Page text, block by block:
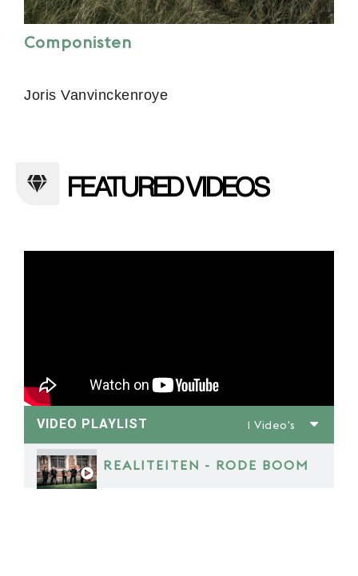
Componisten
Joris Vanvinckenroye
FEATURED VIDEOS
VIDEO PLAYLIST 1 Video's
REALITEITEN - RODE BOOM